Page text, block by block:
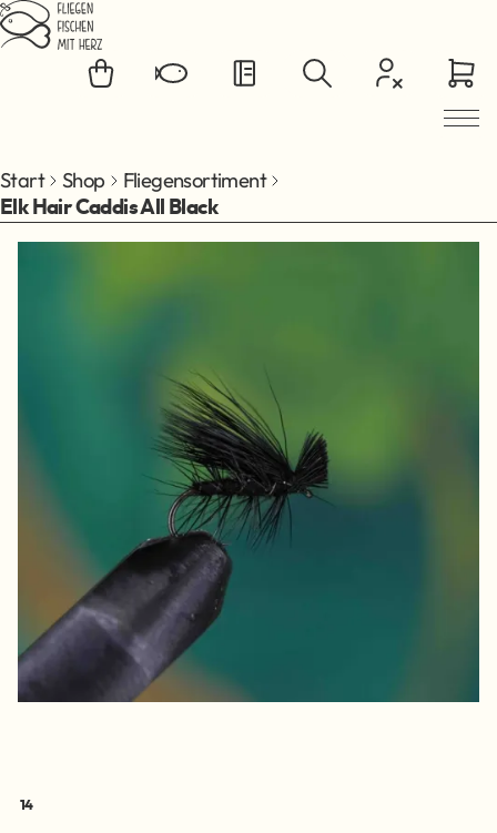
Zum Hauptinhalt springen
Start Shop Fliegensortiment
Elk Hair Caddis All Black
14